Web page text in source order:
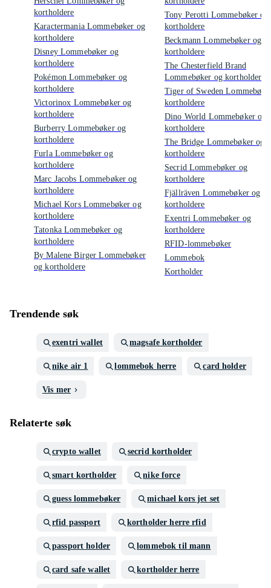
kortholdere
Karactermania Lommebøker og
kortholdere
Disney Lommebøker og
kortholdere
Pokémon Lommebøker og
kortholdere
Victorinox Lommebøker og
kortholdere
Burberry Lommebøker og
kortholdere
Furla Lommebøker og
kortholdere
Marc Jacobs Lommebøker og
kortholdere
Michael Kors Lommebøker og
kortholdere
Tatonka Lommebøker og
kortholdere
By Malene Birger Lommebøker
og kortholdere
Tony Perotti Lommebøker og
kortholdere
Beckmann Lommebøker og
kortholdere
The Chesterfield Brand
Lommebøker og kortholdere
Tiger of Sweden
kortholdere
Dino World Lommebøker og
kortholdere
The Bridge Lommebøker og
kortholdere
Secrid Lommebøker og
kortholdere
Fjällräven Lommebøker og
kortholdere
Exentri Lommebøker og
kortholdere
RFID-lommebøker
Lommebok
Kortholder
Trendende søk
exentri wallet magsafe kortholder
nike air 1 lommebok herre card holder
Vis mer
Relaterte søk
crypto wallet secrid kortholder
smart kortholder nike force
guess lommebøker michael kors jet set
rfid passport kortholder herre rfid
passport holder lommebok til mann
card safe wallet kortholder herre